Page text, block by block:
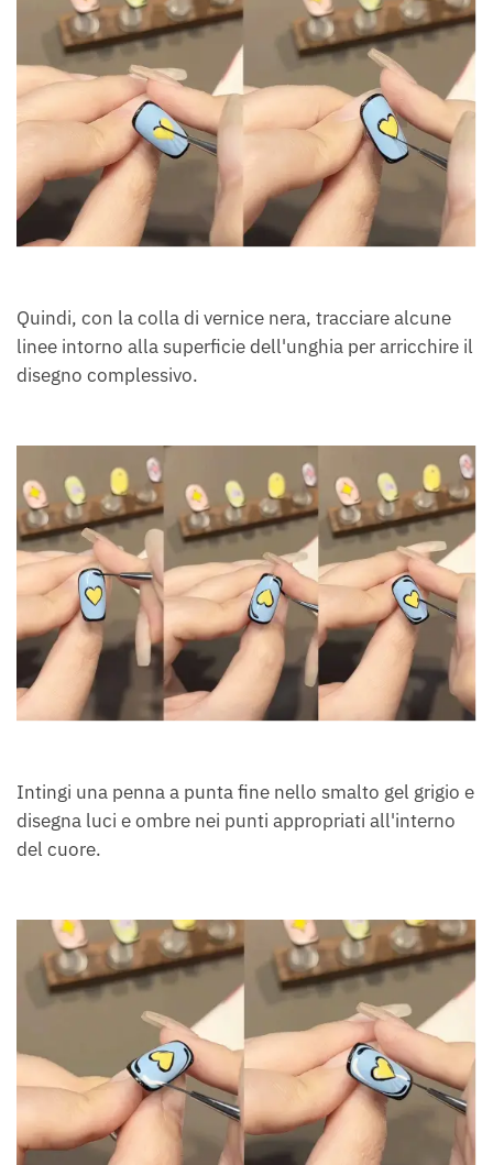
Quindi, con la colla di vernice nera, tracciare alcune
linee intorno alla superficie dell'unghia per arricchire il
disegno complessivo.
Intingi una penna a punta fine nello smalto gel grigio e
disegna luci e ombre nei punti appropriati all'interno
del cuore.